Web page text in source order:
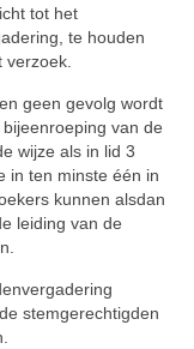
tot het
te houden
geen gevolg wordt
van de
wijze als in lid 3
in ten minste één in
kunnen alsdan
leiding van de
stemgerechtigden